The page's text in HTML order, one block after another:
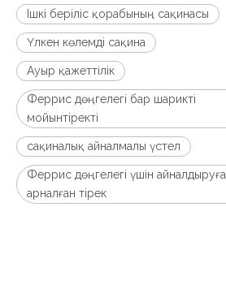
Ішкі беріліс қорабының сақинасы
Үлкен көлемді сақина
Ауыр қажеттілік
Феррис дөңгелегі бар шарикті
мойынтіректі
сақиналық айналмалы үстел
Феррис дөңгелегі үшін айналдыруға
арналған тірек